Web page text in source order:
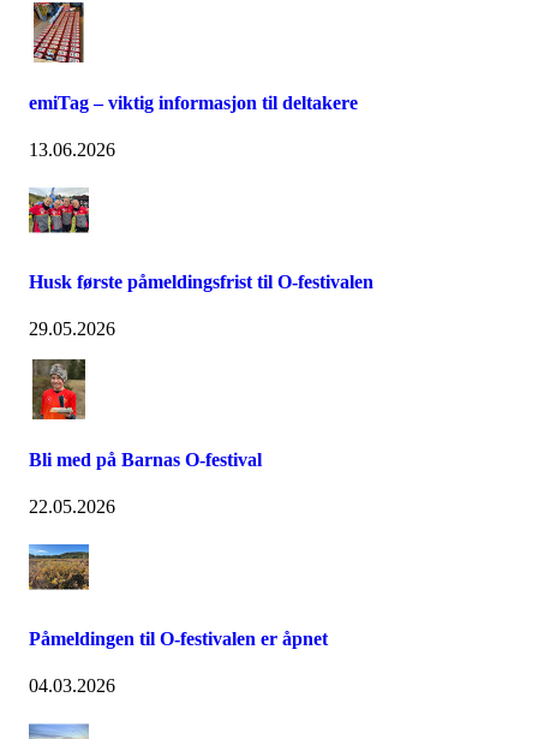
emiTag – viktig informasjon til deltakere
13.06.2026
Husk første påmeldingsfrist til O-festivalen
29.05.2026
Bli med på Barnas O-festival
22.05.2026
Påmeldingen til O-festivalen er åpnet
04.03.2026